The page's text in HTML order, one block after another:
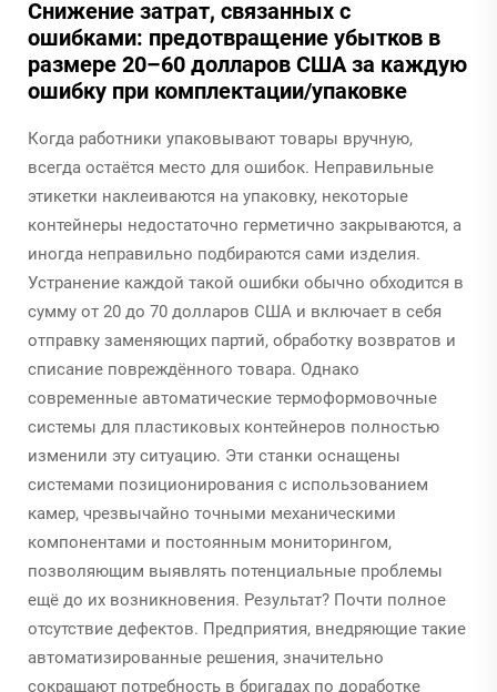
Снижение затрат, связанных с
ошибками: предотвращение убытков в
размере 20–60 долларов США за каждую
ошибку при комплектации/упаковке
Когда работники упаковывают товары вручную,
всегда остаётся место для ошибок. Неправильные
этикетки наклеиваются на упаковку, некоторые
контейнеры недостаточно герметично закрываются, а
иногда неправильно подбираются сами изделия.
Устранение каждой такой ошибки обычно обходится в
сумму от 20 до 70 долларов США и включает в себя
отправку заменяющих партий, обработку возвратов и
списание повреждённого товара. Однако
современные автоматические термоформовочные
системы для пластиковых контейнеров полностью
изменили эту ситуацию. Эти станки оснащены
системами позиционирования с использованием
камер, чрезвычайно точными механическими
компонентами и постоянным мониторингом,
позволяющим выявлять потенциальные проблемы
ещё до их возникновения. Результат? Почти полное
отсутствие дефектов. Предприятия, внедряющие такие
автоматизированные решения, значительно
сокращают потребность в бригадах по доработке